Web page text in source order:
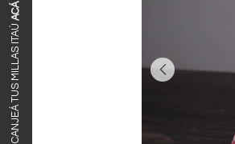
CANJEÁ TUS MILLAS ITAÚ
ACÁ